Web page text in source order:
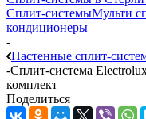
Сплит-системыМульти
кондиционеры
-
Настенные сплит-
-Сплит-система
комплект
Поделиться